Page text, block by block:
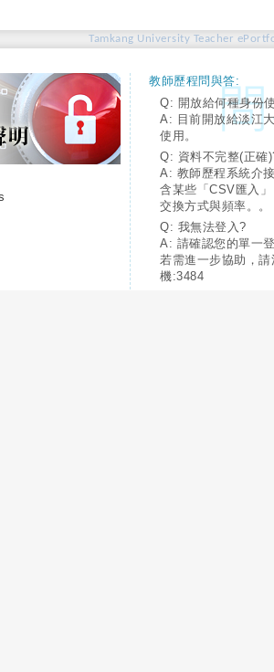
Tamkang University Teacher
教師歷程問與答:
Q: 開放給何種身份
A: 目前開放給淡江
使用。
Q: 資料不完整(正確
A: 教師歷程系統介
含某些「CSV匯入
交換方式與頻率。。
Q: 我無法登入?
A: 請確認您的單一
若需進一步協助，
機:3484